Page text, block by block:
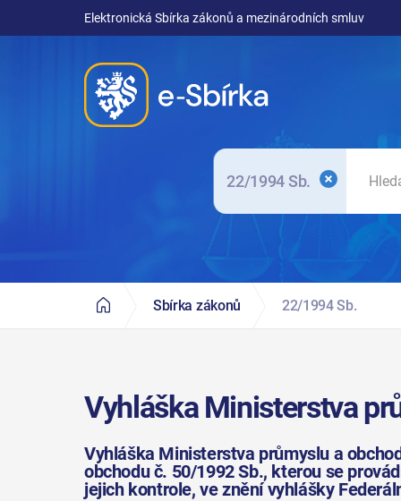
Elektronická Sbírka zákonů a mezinárodních smluv
22/1994 Sb.
Sbírka zákonů 22/1994 Sb.
Vyhláška Ministerstva
Vyhláška Ministerstva průmyslu a
obchodu č. 50/1992 Sb., kterou se
jejich kontrole, ve znění vyhlášky